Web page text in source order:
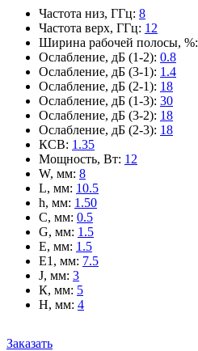
Частота низ, ГГц: 8
Частота верх, ГГц: 12
Ширина рабочей полосы, %:
Ослабление, дБ (1-2): 0.8
Ослабление, дБ (3-1): 1.4
Ослабление, дБ (2-1): 18
Ослабление, дБ (1-3): 30
Ослабление, дБ (3-2): 18
Ослабление, дБ (2-3): 18
КСВ: 1.35
Мощность, Вт: 12
W, мм: 8
L, мм: 10.5
h, мм: 1.50
C, мм: 0.5
G, мм: 1.5
E, мм: 1.5
E1, мм: 7.5
J, мм: 3
К, мм: 5
H, мм: 4
Заказать